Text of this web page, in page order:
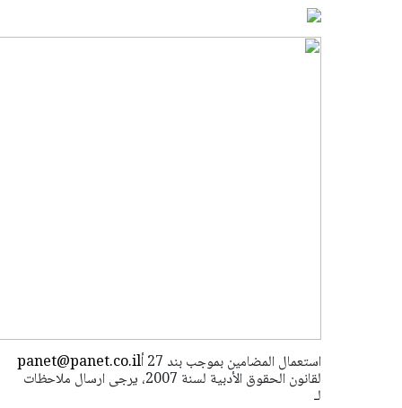
panet@panet.co.ilاستعمال المضامين بموجب بند 27 أ
لقانون الحقوق الأدبية لسنة 2007، يرجى ارسال ملاحظات
لـ